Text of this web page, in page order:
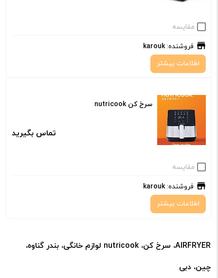
مقایسه
فروشنده:karouk
اطلاعات بیشتر
سرخ کن nutricook
تماس بگیرید
مقایسه
فروشنده:karouk
اطلاعات بیشتر
AIRFRYER، سرخ کن، nutricook لوازم خانگی، بندر گناوه،
چین، دبی